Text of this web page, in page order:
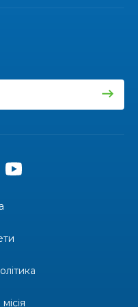
краси, мистецтва
Бахмута –